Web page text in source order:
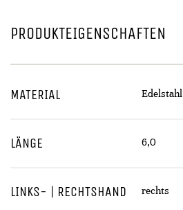
PRODUKTEIGENSCHAFTEN
MATERIAL Edelstahl
LÄNGE 6,0
LINKS- | RECHTSHAND rechts